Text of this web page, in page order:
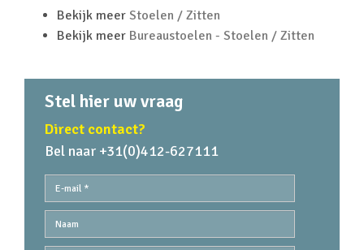
Bekijk meer Stoelen / Zitten
Bekijk meer Bureaustoelen - Stoelen / Zitten
Stel hier uw vraag
Direct contact?
Bel naar +31(0)412-627111